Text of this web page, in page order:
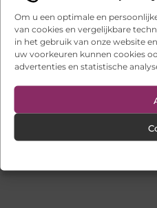
Om u een optimale en
van cookies en vergelijkbare
in het gebruik van onze website
uw voorkeuren kunnen cookies
advertenties en statistische
Samen scheiden zonder strijd:
onrustige periode
Websites laten maken: wat u
Ontdek het gemak van online
Wielen kopen voor een soepel